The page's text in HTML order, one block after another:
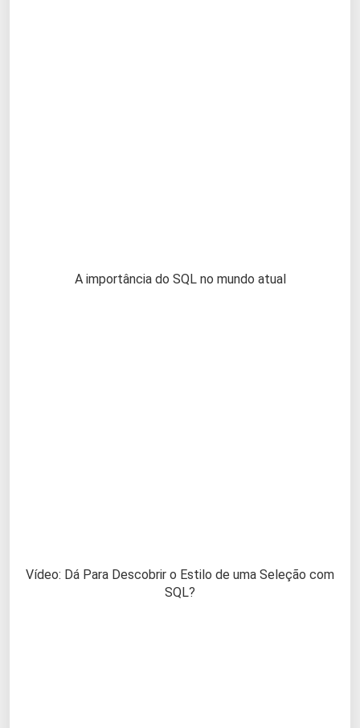
A importância do SQL no mundo atual
Vídeo: Dá Para Descobrir o Estilo de uma Seleção com
SQL?